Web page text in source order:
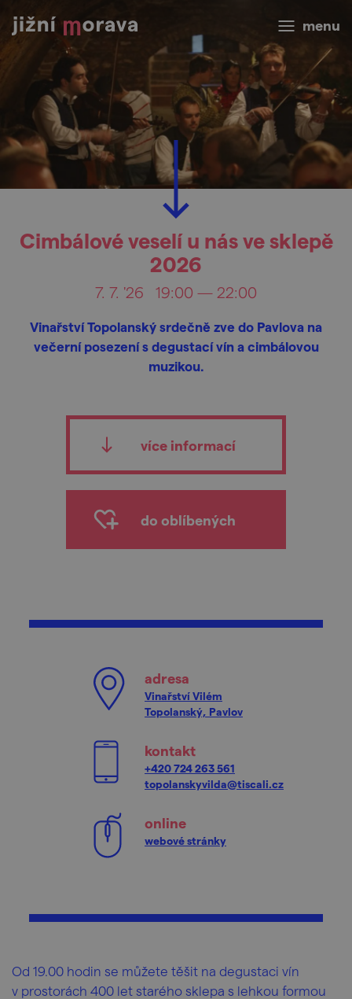
menu
Cimbálové veselí u nás ve sklepě
2026
7. 7. '26 19:00 — 22:00
Vinařství Topolanský srdečně zve do Pavlova na
večerní posezení s degustací vín a cimbálovou
muzikou.
více informací
do oblíbených
adresa
Vinařství Vilém
Topolanský, Pavlov
kontakt
+420 724 263 561
topolanskyvilda@tiscali.cz
online
webové stránky
Od 19.00 hodin se můžete těšit na degustaci vín
v prostorách 400 let starého sklepa s lehkou formou